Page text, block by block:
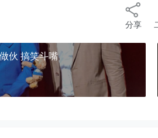
分享
做伙 搞笑斗嘴